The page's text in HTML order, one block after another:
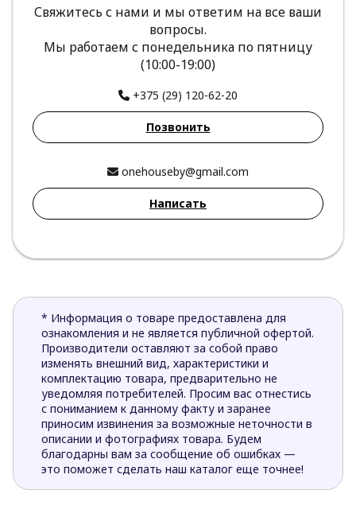
Свяжитесь с нами и мы ответим на все ваши
вопросы.
Мы работаем с понедельника по пятницу
(10:00-19:00)
+375 (29) 120-62-20
Позвонить
onehouseby@gmail.com
Написать
* Информация о товаре предоставлена для
ознакомления и не является публичной офертой.
Производители оставляют за собой право
изменять внешний вид, характеристики и
комплектацию товара, предварительно не
уведомляя потребителей. Просим вас отнестись
с пониманием к данному факту и заранее
приносим извинения за возможные неточности в
описании и фотографиях товара. Будем
благодарны вам за сообщение об ошибках —
это поможет сделать наш каталог еще точнее!